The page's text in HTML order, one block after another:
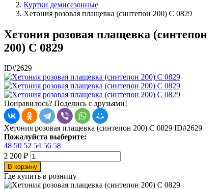
Куртки демисезонные
Хетония розовая плащевка (синтепон 200) С 0829
Хетония розовая плащевка (синтепон
200) С 0829
ID#2629
Понравилось? Поделись с друзьями!
Хетония розовая плащевка (синтепон 200) С 0829 ID#2629
Пожалуйста выберите:
48 50 52 54 56 58
2 200 ₽
В корзину
Где купить в розницу